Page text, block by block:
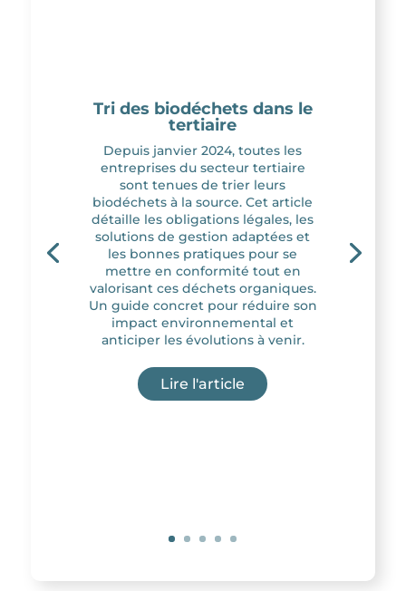
Tri des biodéchets dans le
tertiaire
Depuis janvier 2024, toutes les
entreprises du secteur tertiaire
sont tenues de trier leurs
biodéchets à la source. Cet article
détaille les obligations légales, les
solutions de gestion adaptées et
les bonnes pratiques pour se
mettre en conformité tout en
valorisant ces déchets organiques.
Un guide concret pour réduire son
impact environnemental et
anticiper les évolutions à venir.
Lire l'article